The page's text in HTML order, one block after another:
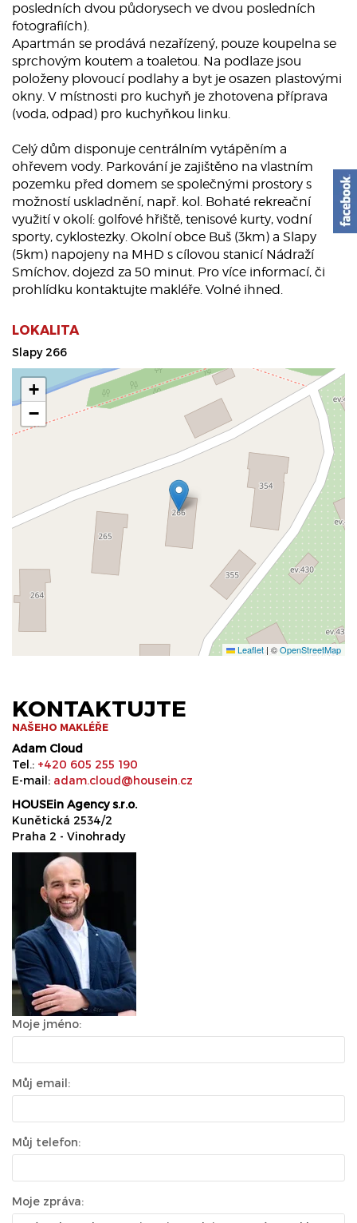
posledních dvou půdorysech ve dvou posledních
fotografiích).
Apartmán se prodává nezařízený, pouze koupelna se
sprchovým koutem a toaletou. Na podlaze jsou
položeny plovoucí podlahy a byt je osazen plastovými
okny. V místnosti pro kuchyň je zhotovena příprava
(voda, odpad) pro kuchyňkou linku.
Celý dům disponuje centrálním vytápěním a
ohřevem vody. Parkování je zajištěno na vlastním
pozemku před domem se společnými prostory s
možností uskladnění, např. kol. Bohaté rekreační
využití v okolí: golfové hřiště, tenisové kurty, vodní
sporty, cyklostezky. Okolní obce Buš (3km) a Slapy
(5km) napojeny na MHD s cílovou stanicí Nádraží
Smíchov, dojezd za 50 minut. Pro více informací, či
prohlídku kontaktujte makléře. Volné ihned.
LOKALITA
Slapy 266
+
−
Leaflet | ©OpenStreetMap
KONTAKTUJTE
NAŠEHO MAKLÉŘE
Adam Cloud
Tel.: +420 605 255 190
E-mail: adam.cloud@housein.cz
HOUSEin Agency s.r.o.
Kunětická 2534/2
Praha 2 - Vinohrady
Moje jméno:
Můj email:
Můj telefon:
Moje zpráva: